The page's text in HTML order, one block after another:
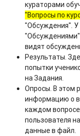
кураторами
"Вопросы по
"Обсуждения". У
"Обсуждениями"
видят
Результаты.
попытки
на Задания.
Опросы. В этом
информацию о
каждом
пользователя
данные в файл.